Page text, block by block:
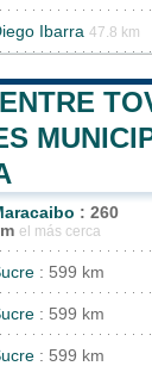
Ibarra 47.8 km
: 260
el más cerca
: 599 km
: 599 km
: 599 km